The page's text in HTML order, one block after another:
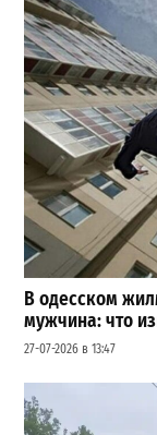
В одесском
мужчина: что
27-07-2026 в 13:47